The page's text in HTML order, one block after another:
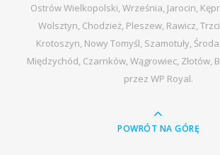
Ostrów Wielkopolski, Września, Jarocin,
Wolsztyn, Chodzież, Pleszew, Rawicz,
Krotoszyn, Nowy Tomyśl, Szamotuły,
Międzychód, Czarnków, Wągrowiec, Złotów,
przez WP Royal.
POWRÓT NA GÓRĘ